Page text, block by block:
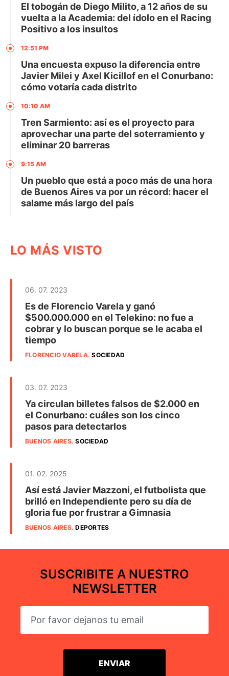
El tobogán de Diego Milito, a 12 años de su
vuelta a la Academia: del ídolo en el Racing
Positivo a los insultos
12:51 PM
Una encuesta expuso la diferencia entre
Javier Milei y Axel Kicillof en el Conurbano:
cómo votaría cada distrito
10:10 AM
Tren Sarmiento: así es el proyecto para
aprovechar una parte del soterramiento y
eliminar 20 barreras
9:15 AM
Un pueblo que está a poco más de una hora
de Buenos Aires va por un récord: hacer el
salame más largo del país
LO MÁS VISTO
06. 07. 2023
Es de Florencio Varela y ganó
$500.000.000 en el Telekino: no fue a
cobrar y lo buscan porque se le acaba el
tiempo
FLORENCIO VARELA.SOCIEDAD
03. 07. 2023
Ya circulan billetes falsos de $2.000 en
el Conurbano: cuáles son los cinco
pasos para detectarlos
BUENOS AIRES.SOCIEDAD
01. 02. 2025
Así está Javier Mazzoni, el futbolista que
brilló en Independiente pero su día de
gloria fue por frustrar a Gimnasia
BUENOS AIRES.DEPORTES
SUSCRIBITE A NUESTRO
NEWSLETTER